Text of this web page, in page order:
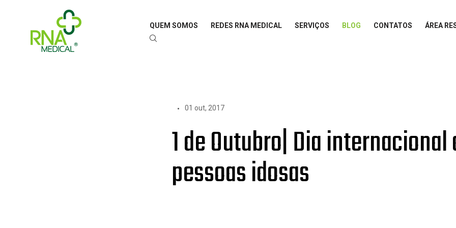
QUEM SOMOS REDES RNA MEDICAL SERVIÇOS BLOG CONTATOS ÁREA
01 out, 2017
1 de Outubro| Dia internacional
pessoas idosas